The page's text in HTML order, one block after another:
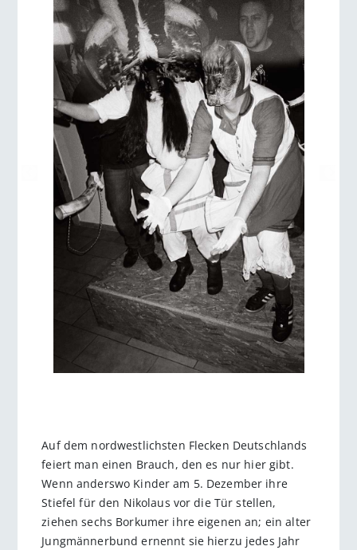
Auf dem nordwestlichsten Flecken Deutschlands
feiert man einen Brauch, den es nur hier gibt.
Wenn anderswo Kinder am 5. Dezember ihre
Stiefel für den Nikolaus vor die Tür stellen,
ziehen sechs Borkumer ihre eigenen an; ein alter
Jungmännerbund ernennt sie hierzu jedes Jahr